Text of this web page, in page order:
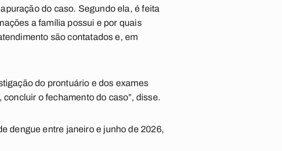
do caso. Segundo ela, é feita
a família possui e por quais
são contatados e, em
do prontuário e dos exames
o fechamento do caso”, disse.
dengue entre janeiro e junho de 2026,